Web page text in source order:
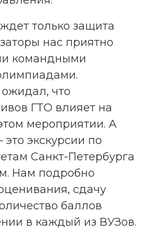
только защита
нас приятно
командными
что
ГТО влияет на
мероприятии. А
экскурсии по
Санкт-Петербурга
Нам подробно
сдачу
баллов
в каждый из ВУЗов.